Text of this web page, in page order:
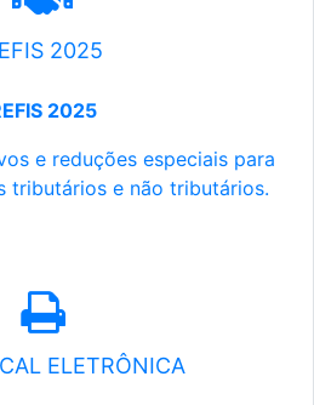
2025
2025
e reduções especiais para
tributários e não tributários.
ELETRÔNICA